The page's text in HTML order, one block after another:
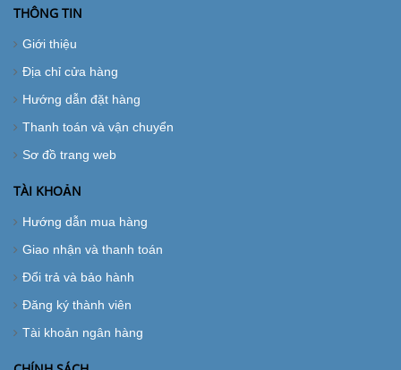
THÔNG TIN
Giới thiệu
Địa chỉ cửa hàng
Hướng dẫn đặt hàng
Thanh toán và vận chuyển
Sơ đồ trang web
TÀI KHOẢN
Hướng dẫn mua hàng
Giao nhận và thanh toán
Đổi trả và bảo hành
Đăng ký thành viên
Tài khoản ngân hàng